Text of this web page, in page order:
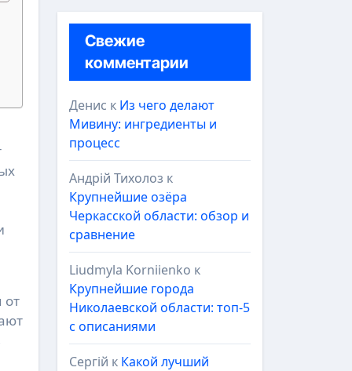
от
Свежие
комментарии
Денис к Из чего делают
Мивину: ингредиенты и
процесс
Андрій Тихолоз к
Крупнейшие озёра
Черкасской области: обзор и
сравнение
Liudmyla Korniienko к
Крупнейшие города
Николаевской области: топ-5
с описаниями
Сергій к Какой лучший